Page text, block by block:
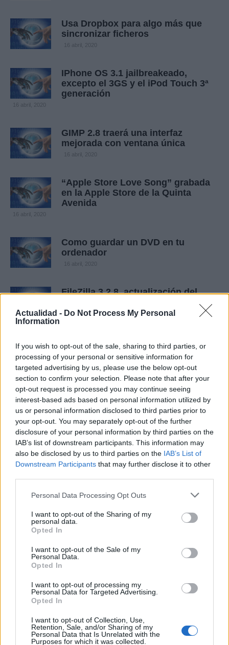
Actualidad - Do Not Process My Personal
Information
If you wish to opt-out of the sale, sharing to third parties, or
processing of your personal or sensitive information for
targeted advertising by us, please use the below opt-out
section to confirm your selection. Please note that after your
opt-out request is processed you may continue seeing
interest-based ads based on personal information utilized by
us or personal information disclosed to third parties prior to
your opt-out. You may separately opt-out of the further
disclosure of your personal information by third parties on the
IAB’s list of downstream participants. This information may
also be disclosed by us to third parties on the IAB’s List of
Downstream Participants that may further disclose it to other
Please note that this website/app uses one or more Google
not limited to your visit or usage behaviour. You may click to
grant or deny consent to Google and its third-party tags to
use your data for below specified purposes in below Google
consent section.
Personal Data Processing Opt Outs
I want to opt-out of the Sharing of my
personal data.
Opted In
I want to opt-out of the Sale of my
Personal Data.
Opted In
I want to opt-out of processing my
Personal Data for Targeted Advertising.
Opted In
I want to opt-out of Collection, Use,
Retention, Sale, and/or Sharing of my
Personal Data that Is Unrelated with the
Purposes for which it was collected.
Usa Dropbox para algo más que
sincronizar ficheros
16 abril, 2020
IPhone OS 3.1 jailbreakeado,
excepto el 3GS y el iPod Touch 3ª
generación
16 abril, 2020
GIMP 2.8 traerá una interfaz
mejorada con ventana única
16 abril, 2020
“Apple Store Love Song” grabada
en la Apple Store de la Quinta
Avenida
16 abril, 2020
Como guardar un DVD en tu
ordenador
16 abril, 2020
FileZilla 3.2.8, actualización del
16 abril, 2020
Rebel EFI de Psystar permite
instalar Mac OS X en cualquier
ordenador
16 abril, 2020
Apple anuncia que Boot Camp
tendrá soporte para windows 7
antes de fin de año
16 abril, 2020
Mac OS X 10.6.2 podrá deshabilitar
el soporte a procesadores Atom
Quienes somos
Señala una noticia
Síguenos en Facebook